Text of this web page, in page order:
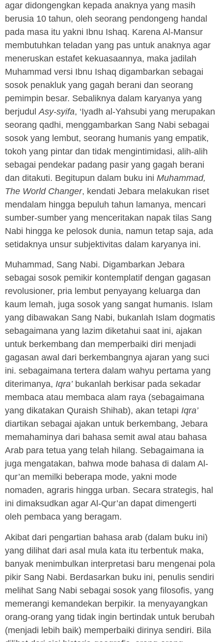
agar didongengkan kepada anaknya yang masih
berusia 10 tahun, oleh seorang pendongeng handal
pada masa itu yakni Ibnu Ishaq. Karena Al-Mansur
membutuhkan teladan yang pas untuk anaknya agar
meneruskan estafet kekuasaannya, maka jadilah
Muhammad versi Ibnu Ishaq digambarkan sebagai
sosok penakluk yang gagah berani dan seorang
pemimpin besar. Sebaliknya dalam karyanya yang
berjudulAsy-syifa, ‘Iyadh al-Yahsubi yang merupakan
seorang qadhi, menggambarkan Sang Nabi sebagai
sosok yang lembut, seorang humanis yang empatik,
tokoh yang pintar dan tidak mengintimidasi, alih-alih
sebagai pendekar padang pasir yang gagah berani
dan ditakuti. Begitupun dalam buku ini Muhammad,
The World Changer, kendati Jebara melakukan riset
mendalam hingga bepuluh tahun lamanya, mencari
sumber-sumber yang menceritakan napak tilas Sang
Nabi hingga ke pelosok dunia, namun tetap saja, ada
setidaknya unsur subjektivitas dalam karyanya ini.
Muhammad, Sang Nabi. Digambarkan Jebara
sebagai sosok pemikir kontemplatif dengan gagasan
revolusioner, pria lembut penyayang keluarga dan
kaum lemah, juga sosok yang sangat humanis. Islam
yang dibawakan Sang Nabi, bukanlah Islam dogmatis
sebagaimana yang lazim diketahui saat ini, ajakan
untuk berkembang dan memperbaiki diri menjadi
gagasan awal dari berkembangnya ajaran yang suci
ini. sebagaimana tertera dalam wahyu pertama yang
diterimanya, Iqra’bukanlah berkisar pada sekadar
membaca atau membaca alam raya (sebagaimana
yang dikatakan Quraish Shihab), akan tetapi Iqra’
diartikan sebagai ajakan untuk berkembang, Jebara
memahaminya dari bahasa semit awal atau bahasa
Arab para tetua yang telah hilang. Sebagaimana ia
juga mengatakan, bahwa mode bahasa di dalam Al-
qur’an memilki beberapa mode, yakni mode
nomaden, agraris hingga urban. Secara strategis, hal
ini dimaksudkan agar Al-Qur’an dapat dimengerti
oleh pembaca yang beragam.
Akibat dari pengartian bahasa arab (dalam buku ini)
yang dilihat dari asal mula kata itu terbentuk maka,
banyak menimbulkan interpretasi baru mengenai pola
pikir Sang Nabi. Berdasarkan buku ini, penulis sendiri
melihat Sang Nabi sebagai sosok yang filosofis, yang
memerangi kemandekan berpikir. Ia menyayangkan
orang-orang yang tidak ingin bertindak untuk berubah
(menjadi lebih baik) memperbaiki dirinya sendiri. Bila